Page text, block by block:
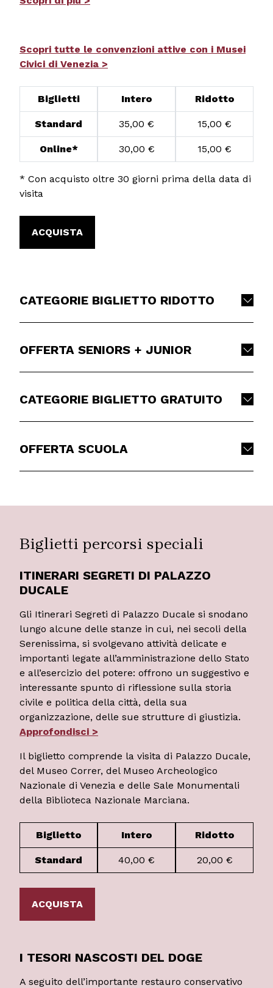
Scopri tutte le convenzioni attive con i Musei
Civici di Venezia >
Biglietti Intero Ridotto
Standard 35,00 € 15,00 €
Online* 30,00 € 15,00 €
* Con acquisto oltre 30 giorni prima della data di
visita
ACQUISTA
CATEGORIE BIGLIETTO RIDOTTO
OFFERTA SENIORS + JUNIOR
CATEGORIE BIGLIETTO GRATUITO
OFFERTA SCUOLA
Biglietti percorsi speciali
ITINERARI SEGRETI DI PALAZZO
DUCALE
Gli Itinerari Segreti di Palazzo Ducale si snodano
lungo alcune delle stanze in cui, nei secoli della
Serenissima, si svolgevano attività delicate e
importanti legate all’amministrazione dello Stato
e all’esercizio del potere: offrono un suggestivo e
interessante spunto di riflessione sulla storia
civile e politica della città, della sua
organizzazione, delle sue strutture di giustizia.
Approfondisci >
Il biglietto comprende la visita di Palazzo Ducale,
del Museo Correr, del Museo Archeologico
Nazionale di Venezia e delle Sale Monumentali
della Biblioteca Nazionale Marciana.
Biglietto Intero Ridotto
Standard 40,00 € 20,00 €
ACQUISTA
I TESORI NASCOSTI DEL DOGE
A seguito dell’importante restauro conservativo